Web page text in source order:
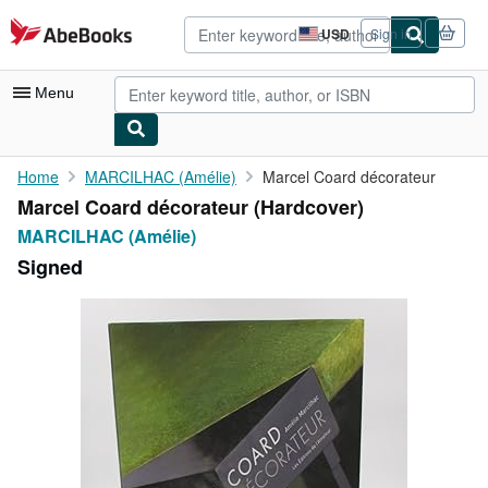
Skip to main content
AbeBooks.com USD
Site
shopping
preferences
Sign in
Menu
My Account
My Purchases
Advanced Search
Art & Collectibles
Home MARCILHAC (Amélie) Marcel Coard décorateur
Marcel Coard décorateur (Hardcover)
MARCILHAC (Amélie)
Signed